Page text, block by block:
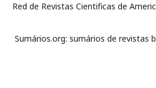
Red de Revistas Cientificas de
Sumários.org: sumários de revistas